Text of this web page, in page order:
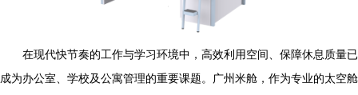
在现代快节奏的工作与学习环境中，高效利用空间、保障休息质量已
成为办公室、学校及公寓管理的重要课题。广州米舱，作为专业的太空舱